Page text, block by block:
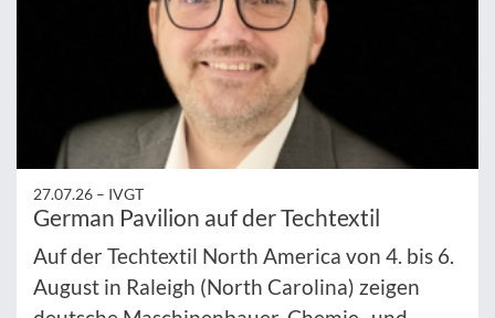
27.07.26 – IVGT
German Pavilion auf der Techtextil
Auf der Techtextil North America von 4. bis 6.
August in Raleigh (North Carolina) zeigen